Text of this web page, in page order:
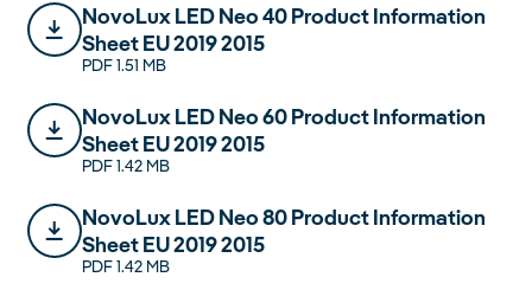
NovoLux LED Neo 40 Product Information
Sheet EU 2019 2015
PDF 1.51 MB
NovoLux LED Neo 60 Product Information
Sheet EU 2019 2015
PDF 1.42 MB
NovoLux LED Neo 80 Product Information
Sheet EU 2019 2015
PDF 1.42 MB
NovoLux LED Product Information Sheet
EU 2019 2015
NovoLux Neo Quickstart
Sicherhietshinweise 250415
NovoLux LED Neo
Compatibility 2024 Kompatibilitätsliste